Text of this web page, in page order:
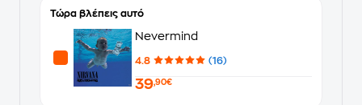
Τώρα βλέπεις αυτό
Nevermind
4.8 (16)
39,90€